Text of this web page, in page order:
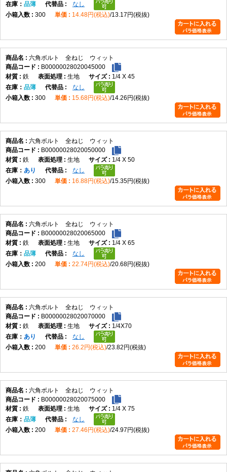
在庫
品薄
なし
300
14.48円(税込) 13.17円(税抜)
六角ボルト 全ねじ ウィット
B00000028020045000
鉄
生地
1/4 X 45
在庫
品薄
なし
300
15.68円(税込) 14.26円(税抜)
六角ボルト 全ねじ ウィット
B00000028020050000
鉄
生地
1/4 X 50
在庫
あり
なし
300
16.88円(税込) 15.35円(税抜)
六角ボルト 全ねじ ウィット
B00000028020065000
鉄
生地
1/4 X 65
在庫
品薄
なし
200
22.74円(税込) 20.68円(税抜)
六角ボルト 全ねじ ウィット
B00000028020070000
鉄
生地
1/4X70
在庫
あり
なし
200
26.2円(税込) 23.82円(税抜)
六角ボルト 全ねじ ウィット
B00000028020075000
鉄
生地
1/4 X 75
在庫
品薄
なし
200
27.46円(税込) 24.97円(税抜)